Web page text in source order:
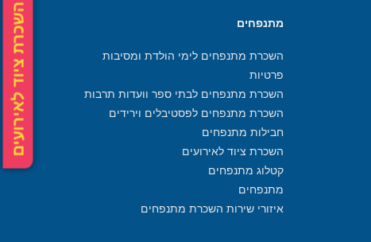
השכרת ציוד לאירועים מתנפחים
השכרת מתנפחים לימי הולדת ומסיבות
פרטיות
השכרת מתנפחים לבתי ספר וועדות תרבות
השכרת מתנפחים לפסטיבלים וירידים
חבילות מתנפחים
השכרת ציוד לאירועים
קטלוג מתנפחים
מתנפחים
איזורי שירות השכרת מתנפחים